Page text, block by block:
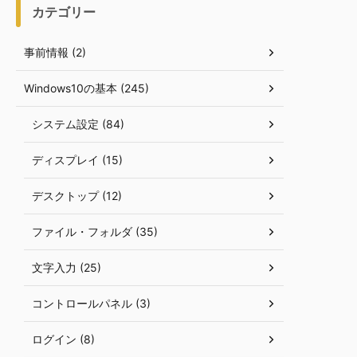
カテゴリー
事前情報 (2)
Windows10の基本 (245)
システム設定 (84)
ディスプレイ (15)
デスクトップ (12)
ファイル・フォルダ (35)
文字入力 (25)
コントロールパネル (3)
ログイン (8)